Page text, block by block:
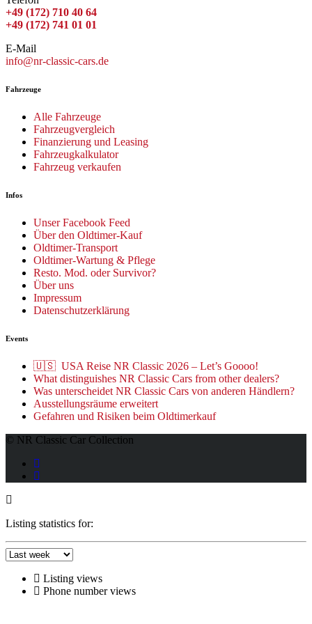
+49 (172) 710 40 64
+49 (172) 741 01 01
E-Mail
info@nr-classic-cars.de
Fahrzeuge
Alle Fahrzeuge
Fahrzeugvergleich
Finanzierung und Leasing
Fahrzeugkalkulator
Fahrzeug verkaufen
Infos
Unser Facebook Feed
Über den Oldtimer-Kauf
Oldtimer-Transport
Oldtimer-Wartung & Pflege
Resto. Mod. oder Survivor?
Über uns
Impressum
Datenschutzerklärung
Events
🇺🇸 USA Reise NR Classic 2026 – Let’s Goooo!
What distinguishes NR Classic Cars from other dealers?
Was unterscheidet NR Classic Cars von anderen Händlern?
Ausstellungsräume erweitert
Gefahren und Risiken beim Oldtimerkauf
© NR Classic Car Collection
Listing statistics for:
Listing views
Phone number views